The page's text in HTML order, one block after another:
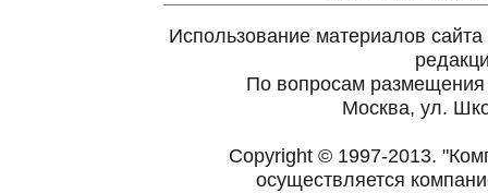
Использование материалов
По вопросам
Москва, ул.
Copyright © 1997-2013.
осуществляется